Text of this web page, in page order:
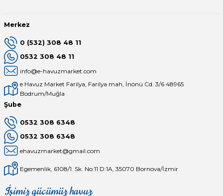
Merkez
0 (532) 308 48 11
0532 308 48 11
info@e-havuzmarket.com
e Havuz Market Farilya, Farilya mah, İnönü Cd. 3/6 48965
Bodrum/Muğla
Şube
0532 308 6348
0532 308 6348
ehavuzmarket@gmail.com
Egemenlik, 6108/1. Sk. No:11 D:1A, 35070 Bornova/İzmir
İşimiz gücümüz havuz
Mağaza